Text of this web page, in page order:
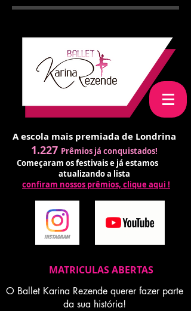
A escola mais premiada de Londrina
1.227 Prêmios já conquistados!
Começaram os festivais e já estamos
atualizando a lista
confiram nossos prêmios, clique aqui !
MATRICULAS ABERTAS
O Ballet Karina Rezende querer fazer parte
da sua história!